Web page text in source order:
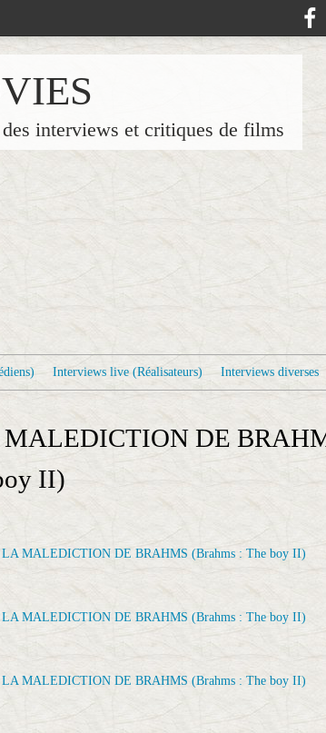
interviews et critiques de films
Interviews live (Réalisateurs) Interviews diverses
DE
II)